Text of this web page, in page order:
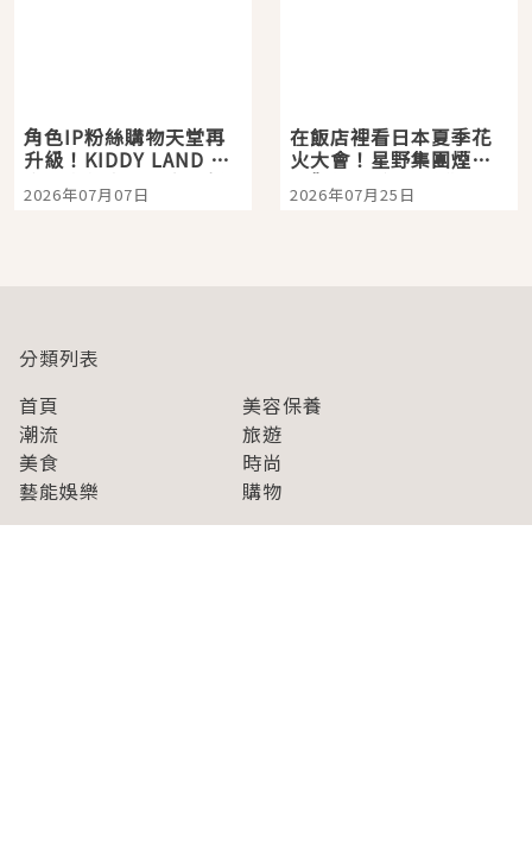
角色IP粉絲購物天堂再
升級！KIDDY LAND 原
宿店吉伊卡哇迎客，新
開幕 OMOKADO 店3分
2026年07月07日
在飯店裡看日本夏季花
火大會！星野集團煙火
景觀飯店6選，讓你不用
人擠人悠閒欣賞
2026年07月25日
分類列表
首頁
美容保養
潮流
旅遊
美食
時尚
藝能娛樂
購物